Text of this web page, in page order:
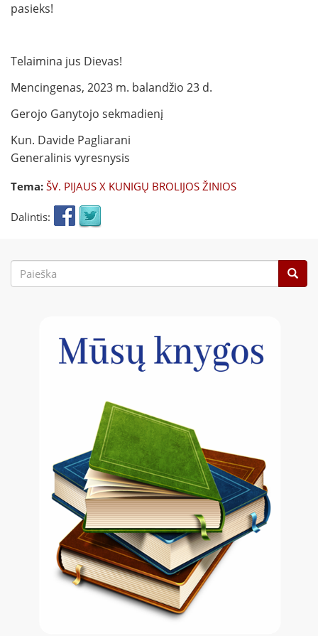
pasieks!
Telaimina jus Dievas!
Mencingenas, 2023 m. balandžio 23 d.
Gerojo Ganytojo sekmadienį
Kun. Davide Pagliarani
Generalinis vyresnysis
Tema: ŠV. PIJAUS X KUNIGŲ BROLIJOS ŽINIOS
Dalintis:
Paieškos